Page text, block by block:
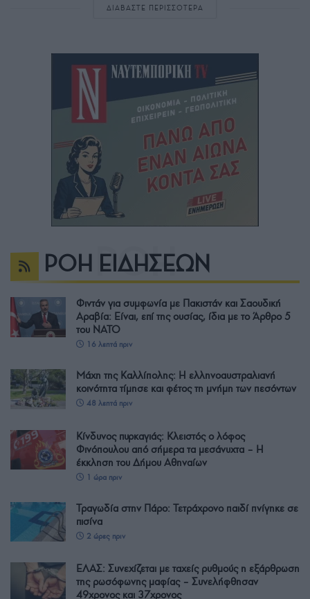
ΔΙΑΒΑΣΤΕ ΠΕΡΙΣΣΟΤΕΡΑ
ΡΟΗ ΕΙΔΗΣΕΩΝ
Φιντάν για συμφωνία με Πακιστάν και Σαουδική
Αραβία: Είναι, επί της ουσίας, ίδια με το Άρθρο 5
του ΝΑΤΟ
16 λεπτά πριν
Μάχη της Καλλίπολης: Η ελληνοαυστραλιανή
κοινότητα τίμησε και φέτος τη μνήμη των πεσόντων
48 λεπτά πριν
Κίνδυνος πυρκαγιάς: Κλειστός ο λόφος
Φινόπουλου από σήμερα τα μεσάνυχτα – Η
έκκληση του Δήμου Αθηναίων
1 ώρα πριν
Τραγωδία στην Πάρο: Τετράχρονο παιδί πνίγηκε σε
πισίνα
2 ώρες πριν
ΕΛΑΣ: Συνεχίζεται με ταχείς ρυθμούς η εξάρθρωση
της ρωσόφωνης μαφίας – Συνελήφθησαν
49χρονος και 37χρονος